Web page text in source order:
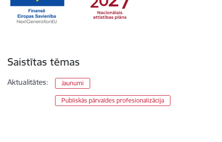
Saistītas tēmas
Aktualitātes: Jaunumi
Publiskās pārvaldes profesionalizācija